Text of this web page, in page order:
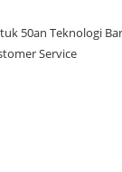
50an Teknologi
Service